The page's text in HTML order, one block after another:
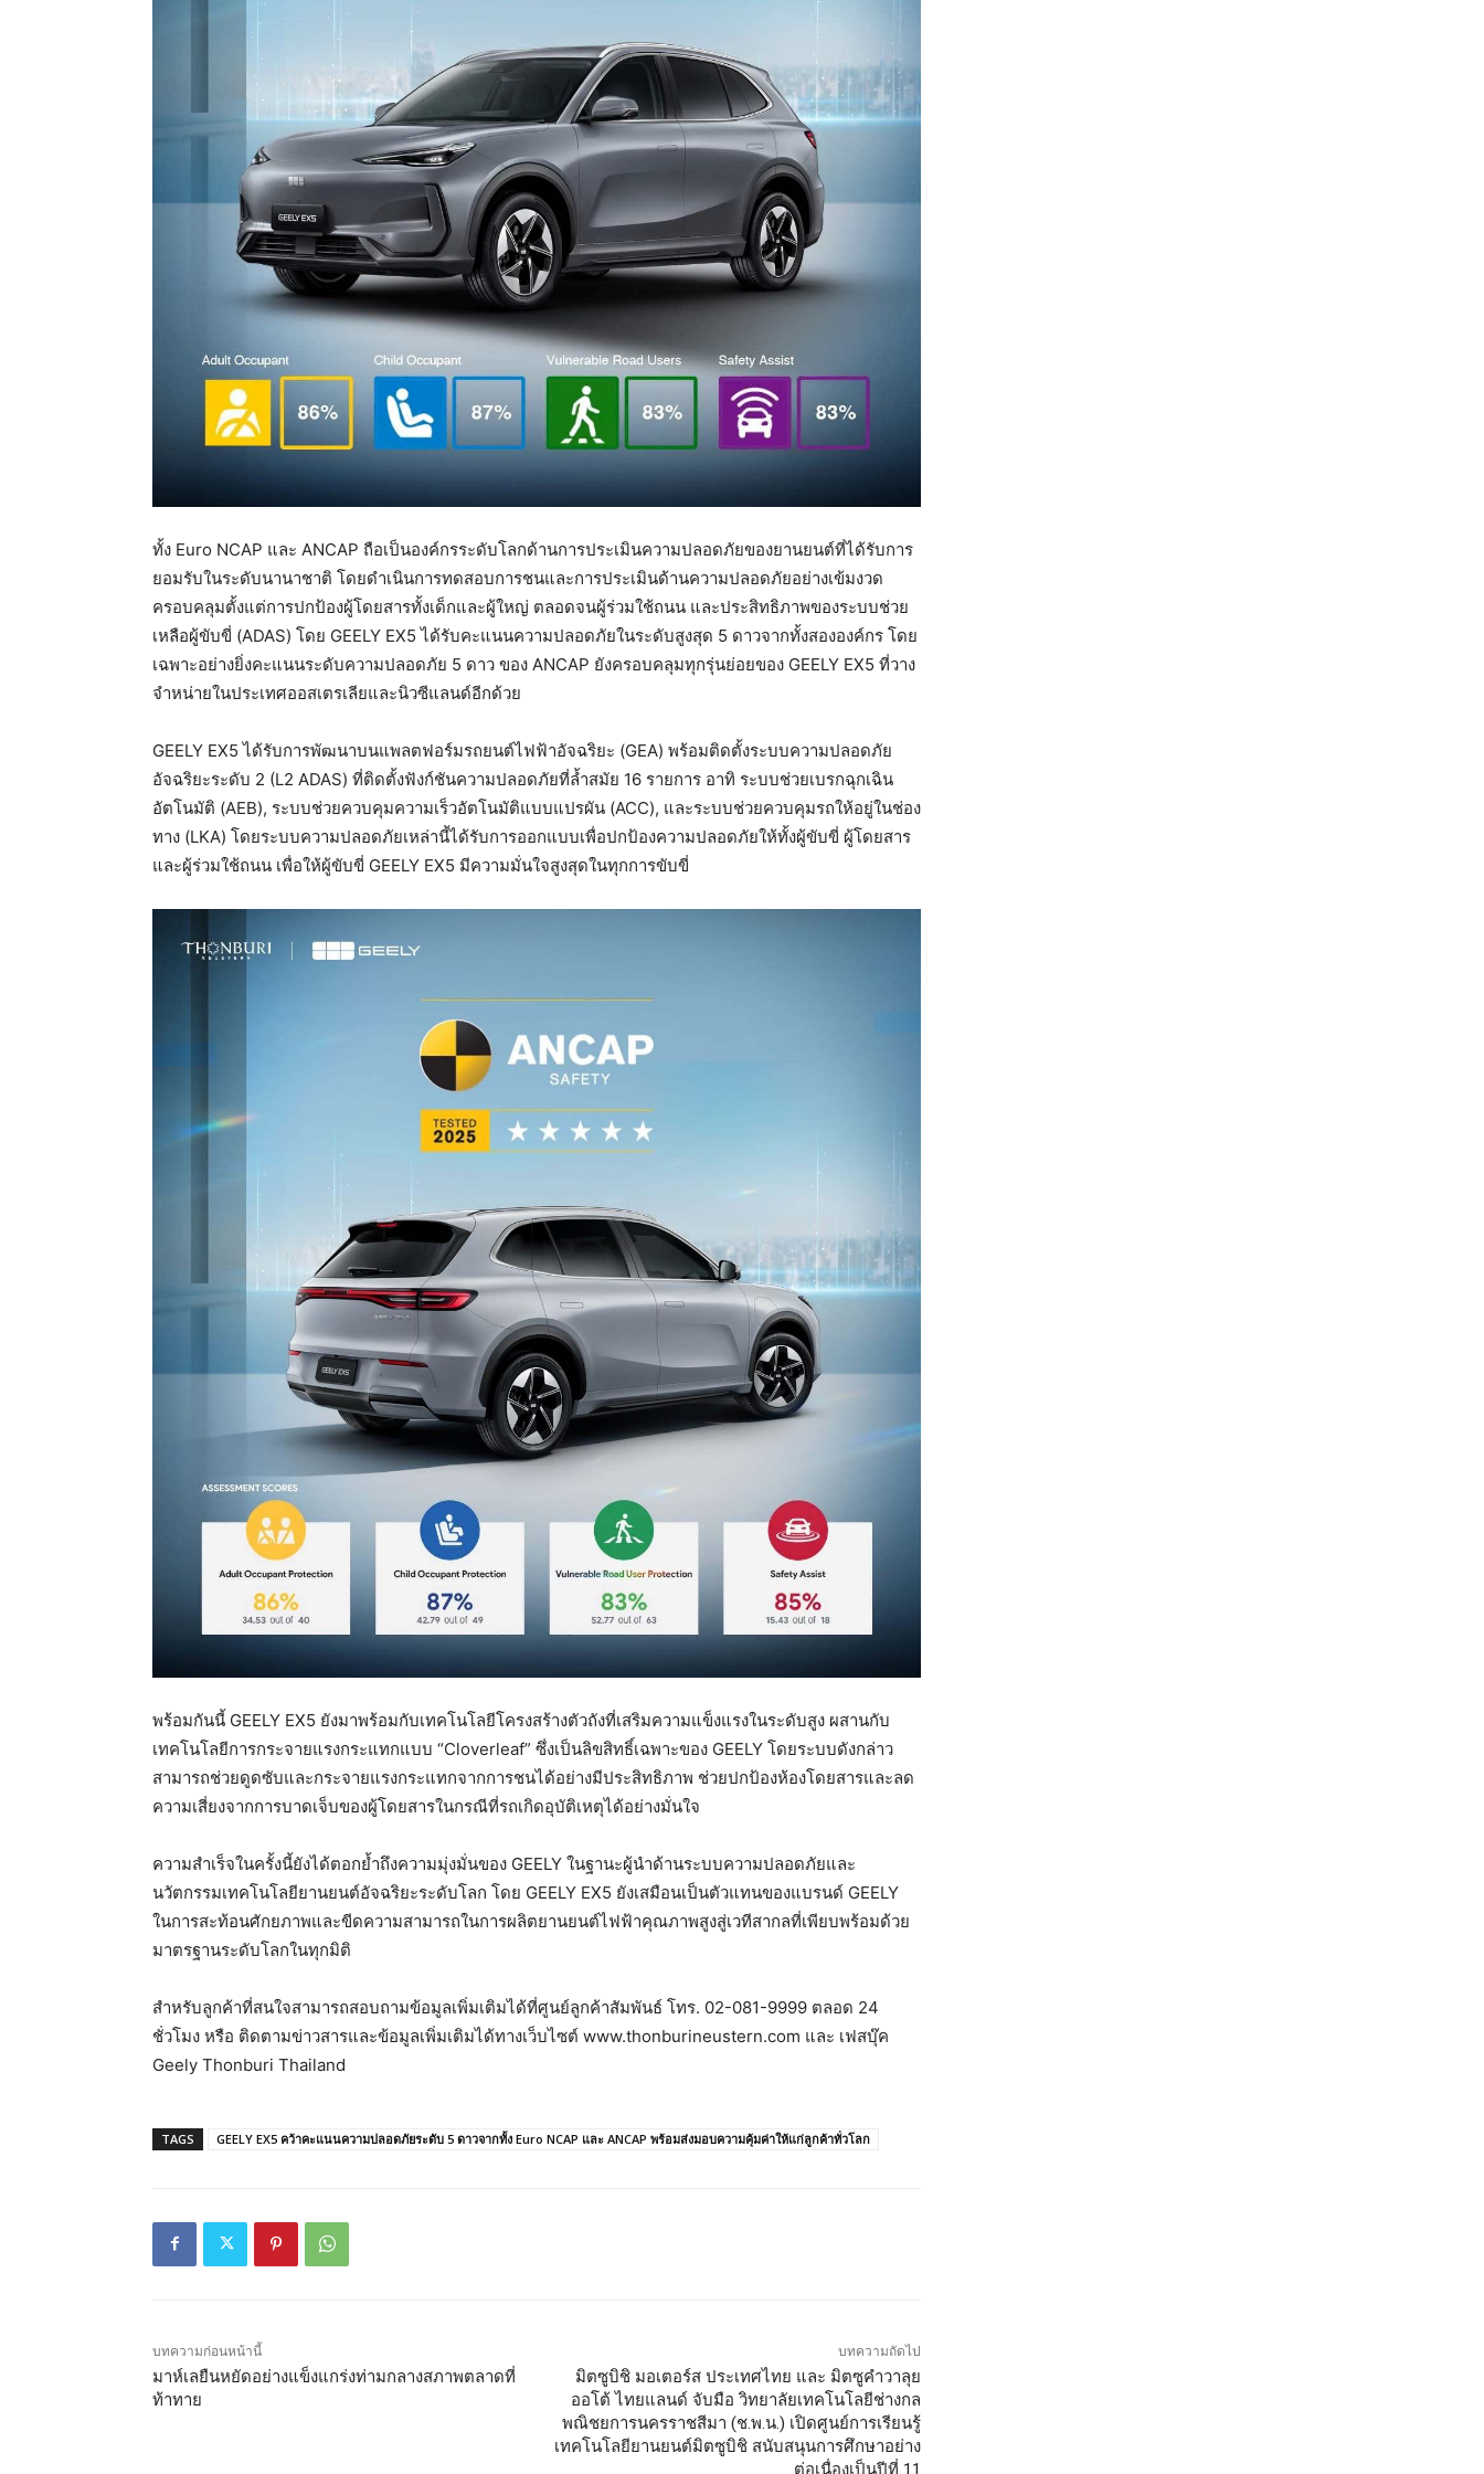
ทั้ง Euro NCAP และ ANCAP ถือเป็นองค์กรระดับโลกด้านการประเมินความปลอดภัยของยานยนต์ที่ได้รับการ
ยอมรับในระดับนานาชาติ โดยดำเนินการทดสอบการชนและการประเมินด้านความปลอดภัยอย่างเข้มงวด
ครอบคลุมตั้งแต่การปกป้องผู้โดยสารทั้งเด็กและผู้ใหญ่ ตลอดจนผู้ร่วมใช้ถนน และประสิทธิภาพของระบบช่วย
เหลือผู้ขับขี่ (ADAS) โดย GEELY EX5 ได้รับคะแนนความปลอดภัยในระดับสูงสุด 5 ดาวจากทั้งสององค์กร โดย
เฉพาะอย่างยิ่งคะแนนระดับความปลอดภัย 5 ดาว ของ ANCAP ยังครอบคลุมทุกรุ่นย่อยของ GEELY EX5 ที่วาง
จำหน่ายในประเทศออสเตรเลียและนิวซีแลนด์อีกด้วย
GEELY EX5 ได้รับการพัฒนาบนแพลตฟอร์มรถยนต์ไฟฟ้าอัจฉริยะ (GEA) พร้อมติดตั้งระบบความปลอดภัย
อัจฉริยะระดับ 2 (L2 ADAS) ที่ติดตั้งฟังก์ชันความปลอดภัยที่ล้ำสมัย 16 รายการ อาทิ ระบบช่วยเบรกฉุกเฉิน
อัตโนมัติ (AEB), ระบบช่วยควบคุมความเร็วอัตโนมัติแบบแปรผัน (ACC), และระบบช่วยควบคุมรถให้อยู่ในช่อง
ทาง (LKA) โดยระบบความปลอดภัยเหล่านี้ได้รับการออกแบบเพื่อปกป้องความปลอดภัยให้ทั้งผู้ขับขี่ ผู้โดยสาร
และผู้ร่วมใช้ถนน เพื่อให้ผู้ขับขี่ GEELY EX5 มีความมั่นใจสูงสุดในทุกการขับขี่
พร้อมกันนี้ GEELY EX5 ยังมาพร้อมกับเทคโนโลยีโครงสร้างตัวถังที่เสริมความแข็งแรงในระดับสูง ผสานกับ
เทคโนโลยีการกระจายแรงกระแทกแบบ “Cloverleaf” ซึ่งเป็นลิขสิทธิ์เฉพาะของ GEELY โดยระบบดังกล่าว
สามารถช่วยดูดซับและกระจายแรงกระแทกจากการชนได้อย่างมีประสิทธิภาพ ช่วยปกป้องห้องโดยสารและลด
ความเสี่ยงจากการบาดเจ็บของผู้โดยสารในกรณีที่รถเกิดอุบัติเหตุได้อย่างมั่นใจ
ความสำเร็จในครั้งนี้ยังได้ตอกย้ำถึงความมุ่งมั่นของ GEELY ในฐานะผู้นำด้านระบบความปลอดภัยและ
นวัตกรรมเทคโนโลยียานยนต์อัจฉริยะระดับโลก โดย GEELY EX5 ยังเสมือนเป็นตัวแทนของแบรนด์ GEELY
ในการสะท้อนศักยภาพและขีดความสามารถในการผลิตยานยนต์ไฟฟ้าคุณภาพสูงสู่เวทีสากลที่เพียบพร้อมด้วย
มาตรฐานระดับโลกในทุกมิติ
สำหรับลูกค้าที่สนใจสามารถสอบถามข้อมูลเพิ่มเติมได้ที่ศูนย์ลูกค้าสัมพันธ์ โทร. 02-081-9999 ตลอด 24
ชั่วโมง หรือ ติดตามข่าวสารและข้อมูลเพิ่มเติมได้ทางเว็บไซต์ www.thonburineustern.com และ เฟสบุ๊ค
Geely Thonburi Thailand
TAGS GEELY EX5 คว้าคะแนนความปลอดภัยระดับ 5 ดาวจากทั้ง Euro NCAP และ ANCAP พร้อมส่งมอบความคุ้มค่าให้แก่ลูกค้าทั่วโลก
บทความก่อนหน้านี้
มาห์เลยืนหยัดอย่างแข็งแกร่งท่ามกลางสภาพตลาดที่
ท้าทาย
บทความถัดไป
มิตซูบิชิ มอเตอร์ส ประเทศไทย และ มิตซูคำวาลุย
ออโต้ ไทยแลนด์ จับมือ วิทยาลัยเทคโนโลยีช่างกล
พณิชยการนครราชสีมา (ช.พ.น.) เปิดศูนย์การเรียนรู้
เทคโนโลยียานยนต์มิตซูบิชิ สนับสนุนการศึกษาอย่าง
ต่อเนื่องเป็นปีที่ 11